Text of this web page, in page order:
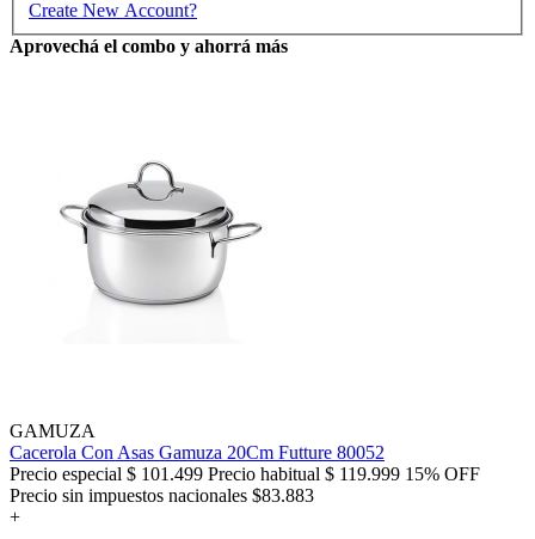
Create New Account?
Aprovechá el combo y ahorrá más
GAMUZA
Cacerola Con Asas Gamuza 20Cm Futture 80052
Precio especial $ 101.499 Precio habitual $ 119.999 15% OFF
Precio sin impuestos nacionales $83.883
+